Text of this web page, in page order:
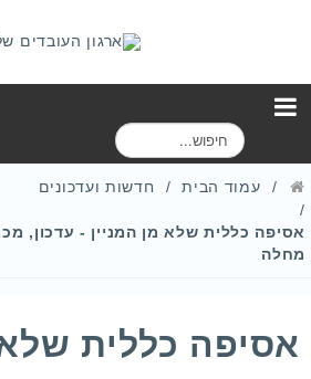
ח
י
עמוד הבית חדשות ועדכונים
אסיפה כללית שלא מן המניין - עדכון,
מחלה
אסיפה כללית שלא